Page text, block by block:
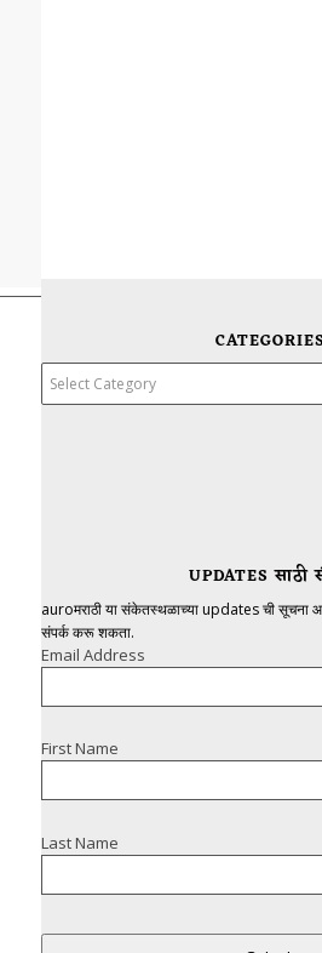
CATEGORIES
UPDATES साठी
auroमराठी या संकेतस्थळाच्या updates ची सूचना
संपर्क करू शकता.
Email Address
First Name
Last Name